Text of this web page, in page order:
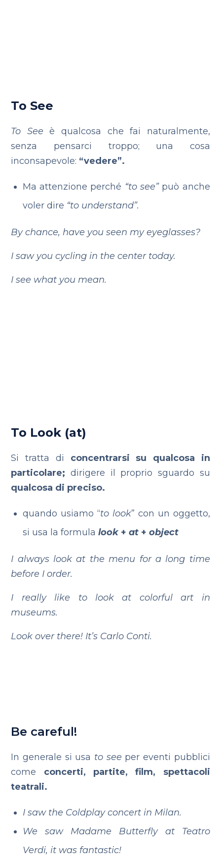
To See
To See è qualcosa che fai naturalmente,
senza pensarci troppo; una cosa
inconsapevole: “vedere”.
Ma attenzione perché “to see”può anche
voler dire “to understand”.
By chance, have you seen my eyeglasses?
I saw you cycling in the center today.
I see what you mean.
To Look (at)
Si tratta di concentrarsi su qualcosa in
particolare; dirigere il proprio sguardo su
qualcosa di preciso.
quando usiamo “to look” con un oggetto,
si usa la formula look+ at+ object
I always look at the menu for a long time
before I order.
I really like to look at colorful art in
museums.
Look over there! It’s Carlo Conti.
Be careful!
In generale si usa to see per eventi pubblici
come concerti, partite, film, spettacoli
teatrali.
I saw the Coldplay concert in Milan.
We saw Madame Butterfly at Teatro
Verdi, it was fantastic!